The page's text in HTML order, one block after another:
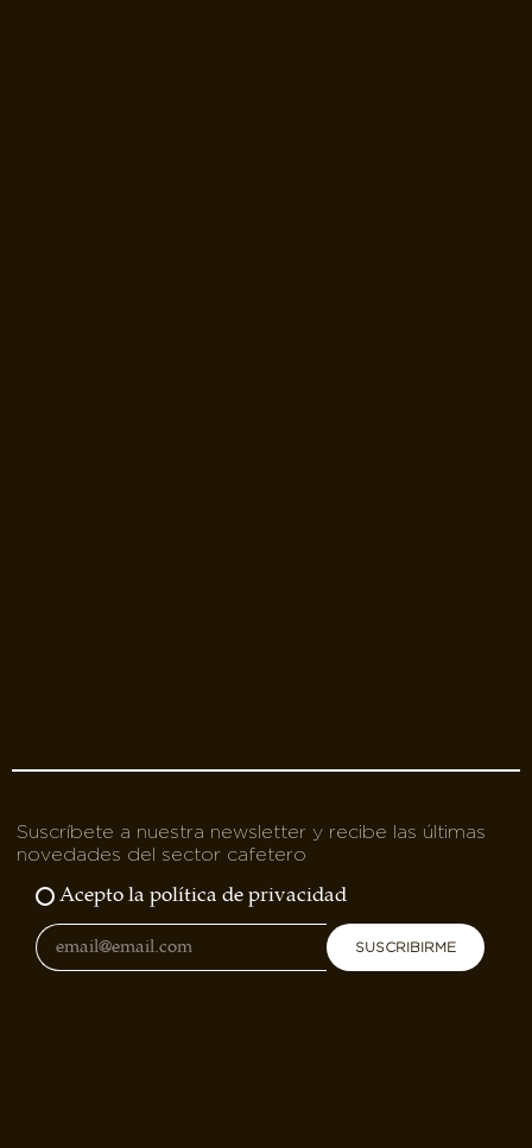
Suscríbete a nuestra newsletter y recibe las últimas
novedades del sector cafetero
Acepto la política de privacidad
SUSCRIBIRME